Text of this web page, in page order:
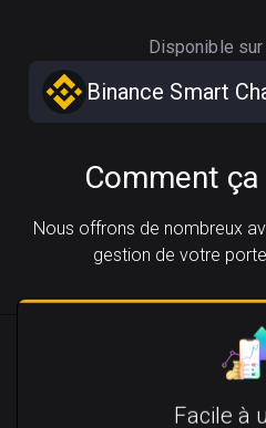
Disponible sur
Binance Smart
Comment
Nous offrons de nombreux
gestion de votre
Facile à